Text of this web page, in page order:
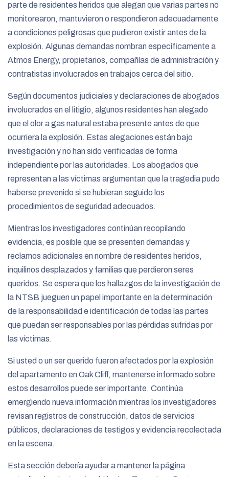
parte de residentes heridos que alegan que varias partes no
monitorearon, mantuvieron o respondieron adecuadamente
a condiciones peligrosas que pudieron existir antes de la
explosión. Algunas demandas nombran específicamente a
Atmos Energy, propietarios, compañías de administración y
contratistas involucrados en trabajos cerca del sitio.
Según documentos judiciales y declaraciones de abogados
involucrados en el litigio, algunos residentes han alegado
que el olor a gas natural estaba presente antes de que
ocurriera la explosión. Estas alegaciones están bajo
investigación y no han sido verificadas de forma
independiente por las autoridades. Los abogados que
representan a las víctimas argumentan que la tragedia pudo
haberse prevenido si se hubieran seguido los
procedimientos de seguridad adecuados.
Mientras los investigadores continúan recopilando
evidencia, es posible que se presenten demandas y
reclamos adicionales en nombre de residentes heridos,
inquilinos desplazados y familias que perdieron seres
queridos. Se espera que los hallazgos de la investigación de
la NTSB jueguen un papel importante en la determinación
de la responsabilidad e identificación de todas las partes
que puedan ser responsables por las pérdidas sufridas por
las víctimas.
Si usted o un ser querido fueron afectados por la explosión
del apartamento en Oak Cliff, mantenerse informado sobre
estos desarrollos puede ser importante. Continúa
emergiendo nueva información mientras los investigadores
revisan registros de construcción, datos de servicios
públicos, declaraciones de testigos y evidencia recolectada
en la escena.
Esta sección debería ayudar a mantener la página